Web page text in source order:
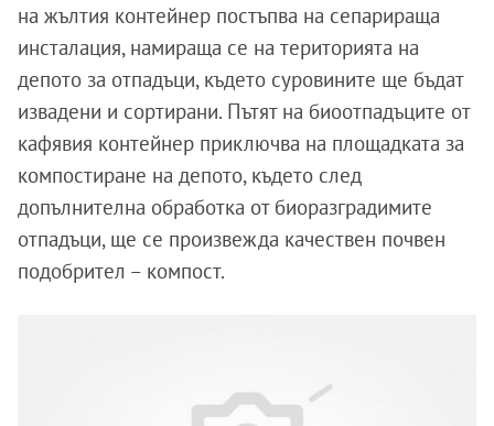
на жълтия контейнер постъпва на сепарираща
инсталация, намираща се на територията на
депото за отпадъци, където суровините ще бъдат
извадени и сортирани. Пътят на биоотпадъците от
кафявия контейнер приключва на площадката за
компостиране на депото, където след
допълнителна обработка от биоразградимите
отпадъци, ще се произвежда качествен почвен
подобрител – компост.